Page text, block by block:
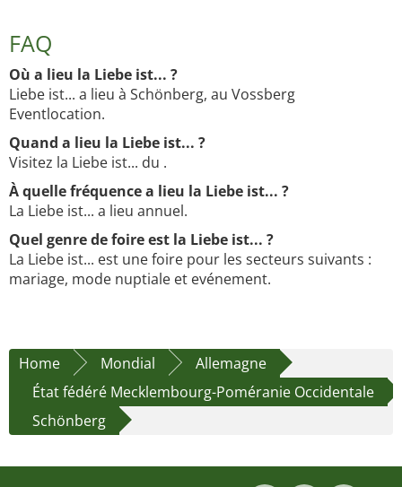
FAQ
Où a lieu la Liebe ist... ?
Liebe ist... a lieu à Schönberg, au Vossberg
Eventlocation.
Quand a lieu la Liebe ist... ?
Visitez la Liebe ist... du .
À quelle fréquence a lieu la Liebe ist... ?
La Liebe ist... a lieu annuel.
Quel genre de foire est la Liebe ist... ?
La Liebe ist... est une foire pour les secteurs suivants :
mariage, mode nuptiale et evénement.
Home Mondial
Allemagne
État fédéré Mecklembourg-Poméranie Occidentale
Schönberg